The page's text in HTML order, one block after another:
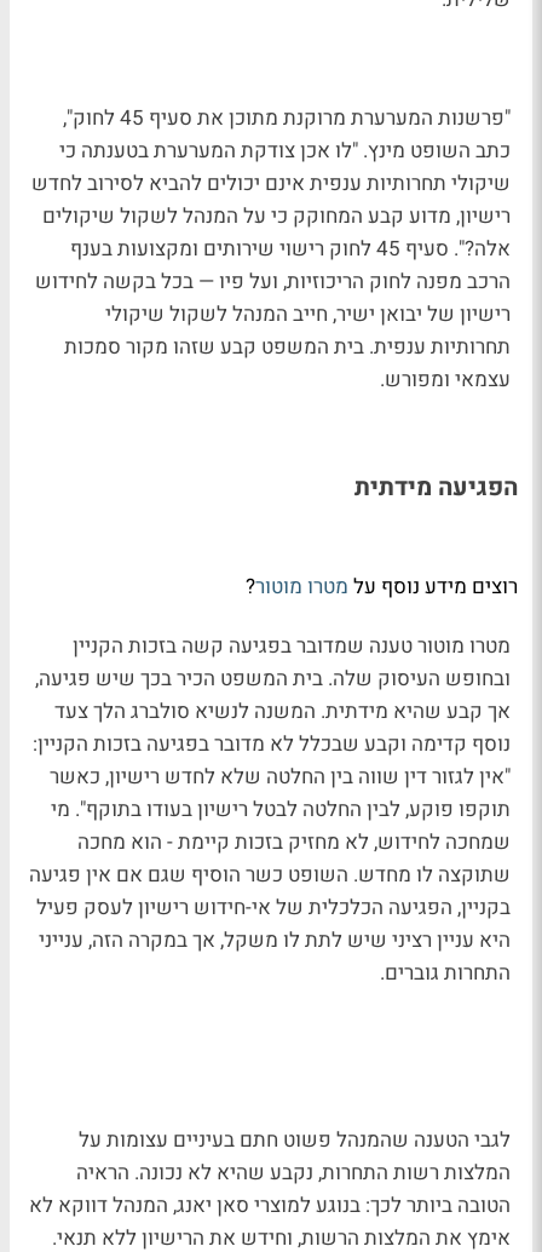
"פרשנות המערערת מרוקנת מתוכן את סעיף 45 לחוק",
כתב השופט מינץ. "לוּ אכן צודקת המערערת בטענתה כי
שיקולי תחרותיות ענפית אינם יכולים להביא לסירוב לחדש
רישיון, מדוע קבע המחוקק כי על המנהל לשקול שיקולים
אלה?". סעיף 45 לחוק רישוי שירותים ומקצועות בענף
הרכב מפנה לחוק הריכוזיות, ועל פיו — בכל בקשה לחידוש
רישיון של יבואן ישיר, חייב המנהל לשקול שיקולי
תחרותיות ענפית. בית המשפט קבע שזהו מקור סמכות
עצמאי ומפורש.
הפגיעה מידתית
רוצים מידע נוסף על מטרו מוטור?
מטרו מוטור טענה שמדובר בפגיעה קשה בזכות הקניין
ובחופש העיסוק שלה. בית המשפט הכיר בכך שיש פגיעה,
אך קבע שהיא מידתית. המשנה לנשיא סולברג הלך צעד
נוסף קדימה וקבע שבכלל לא מדובר בפגיעה בזכות הקניין:
"אין לגזור דין שווה בין החלטה שלא לחדש רישיון, כאשר
תוקפו פוקע, לבין החלטה לבטל רישיון בעודו בתוקף". מי
שמחכה לחידוש, לא מחזיק בזכות קיימת - הוא מחכה
שתוקצה לו מחדש. השופט כשר הוסיף שגם אם אין פגיעה
בקניין, הפגיעה הכלכלית של אי-חידוש רישיון לעסק פעיל
היא עניין רציני שיש לתת לו משקל, אך במקרה הזה, ענייני
התחרות גוברים.
לגבי הטענה שהמנהל פשוט חתם בעיניים עצומות על
המלצות רשות התחרות, נקבע שהיא לא נכונה. הראיה
הטובה ביותר לכך: בנוגע למוצרי סאן יאנג, המנהל דווקא לא
אימץ את המלצות הרשות, וחידש את הרישיון ללא תנאי.